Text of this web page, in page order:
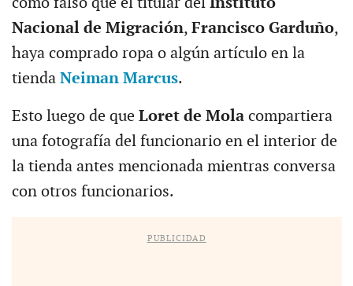
Nacional de Migración, Francisco Garduño,
haya comprado ropa o algún artículo en la
tienda Neiman Marcus.
Esto luego de que Loret de Mola compartiera
una fotografía del funcionario en el interior de
la tienda antes mencionada mientras conversa
con otros funcionarios.
PUBLICIDAD